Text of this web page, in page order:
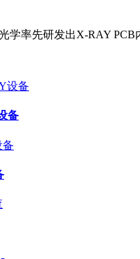
学率先研发出X-RAY
备